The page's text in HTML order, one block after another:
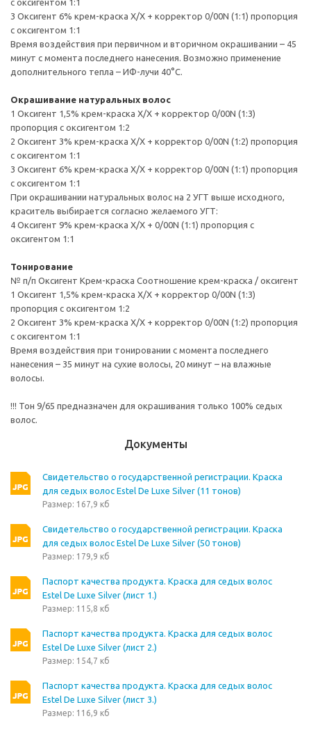
с оксигентом 1:1
3 Оксигент 6% крем-краска Х/Х + корректор 0/00N (1:1) пропорция
с оксигентом 1:1
Время воздействия при первичном и вторичном окрашивании – 45
минут с момента последнего нанесения. Возможно применение
дополнительного тепла – ИФ-лучи 40°С.
Окрашивание натуральных волос
1 Оксигент 1,5% крем-краска Х/Х + корректор 0/00N (1:3)
пропорция с оксигентом 1:2
2 Оксигент 3% крем-краска Х/Х + корректор 0/00N (1:2) пропорция
с оксигентом 1:1
3 Оксигент 6% крем-краска Х/Х + корректор 0/00N (1:1) пропорция
с оксигентом 1:1
При окрашивании натуральных волос на 2 УГТ выше исходного,
краситель выбирается согласно желаемого УГТ:
4 Оксигент 9% крем-краска Х/Х + 0/00N (1:1) пропорция с
оксигентом 1:1
Тонирование
№ п/п Оксигент Крем-краска Соотношение крем-краска / оксигент
1 Оксигент 1,5% крем-краска Х/Х + корректор 0/00N (1:3)
пропорция с оксигентом 1:2
2 Оксигент 3% крем-краска Х/Х + корректор 0/00N (1:2) пропорция
с оксигентом 1:1
Время воздействия при тонировании с момента последнего
нанесения – 35 минут на сухие волосы, 20 минут – на влажные
волосы.
!!! Тон 9/65 предназначен для окрашивания только 100% седых
волос.
Документы
Свидетельство о государственной регистрации. Краска
для седых волос Estel De Luxe Silver (11 тонов)
Размер: 167,9 кб
Свидетельство о государственной регистрации. Краска
для седых волос Estel De Luxe Silver (50 тонов)
Размер: 179,9 кб
Паспорт качества продукта. Краска для седых волос
Estel De Luxe Silver (лист 1.)
Размер: 115,8 кб
Паспорт качества продукта. Краска для седых волос
Estel De Luxe Silver (лист 2.)
Размер: 154,7 кб
Паспорт качества продукта. Краска для седых волос
Estel De Luxe Silver (лист 3.)
Размер: 116,9 кб